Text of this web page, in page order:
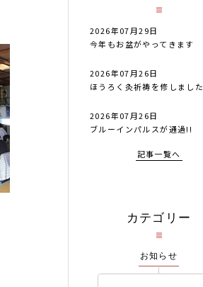
2026年07月29日
今年もお盆がやってきます
2026年07月26日
ほうろく灸祈祷を修しました
2026年07月26日
ブルーインパルスが通過!!
記事一覧へ
カテゴリー
お知らせ